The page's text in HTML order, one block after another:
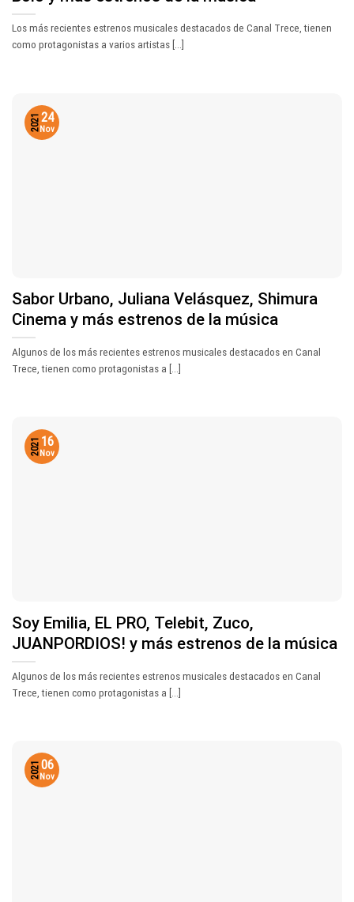
Los más recientes estrenos musicales destacados de Canal Trece, tienen
como protagonistas a varios artistas [...]
Sabor Urbano, Juliana Velásquez, Shimura
Cinema y más estrenos de la música
Algunos de los más recientes estrenos musicales destacados en Canal
Trece, tienen como protagonistas a [...]
24
Nov
2021
Soy Emilia, EL PRO, Telebit, Zuco,
JUANPORDIOS! y más estrenos de la música
Algunos de los más recientes estrenos musicales destacados en Canal
Trece, tienen como protagonistas a [...]
16
Nov
2021
06
Nov
2021